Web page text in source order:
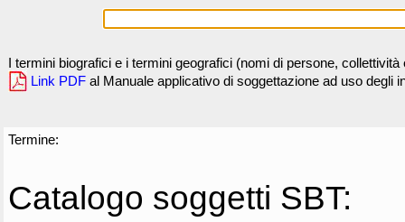
I termini biografici e i termini geografici (nomi di persone,
Link PDF al Manuale applicativo di soggettazione ad uso degli
Termine:
Catalogo soggetti SBT: